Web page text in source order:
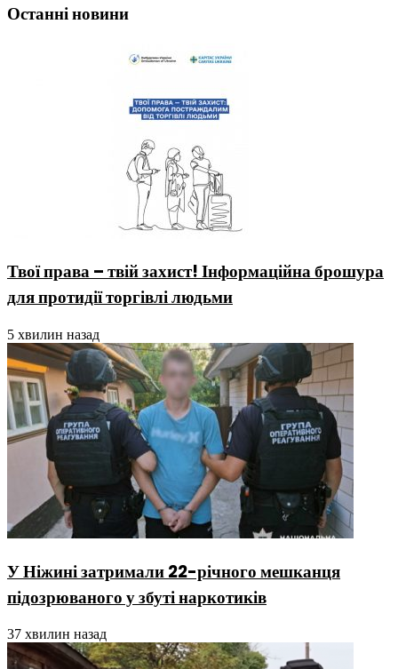
Останні новини
Твої права – твій захист! Інформаційна брошура
для протидії торгівлі людьми
5 хвилин назад
У Ніжині затримали 22-річного мешканця
підозрюваного у збуті наркотиків
37 хвилин назад